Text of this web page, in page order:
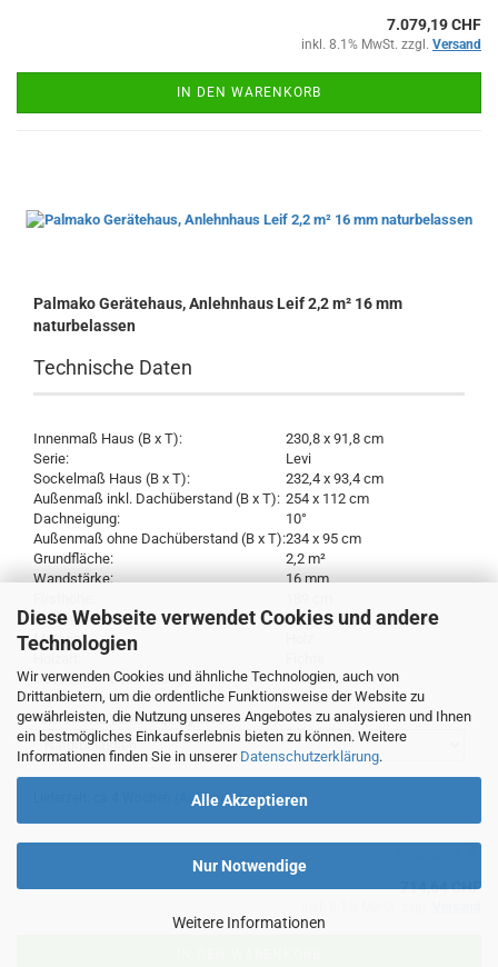
Diese Webseite verwendet Cookies und andere
Technologien
Wir verwenden Cookies und ähnliche Technologien, auch von
Drittanbietern, um die ordentliche Funktionsweise der Website zu
gewährleisten, die Nutzung unseres Angebotes zu analysieren und Ihnen
ein bestmögliches Einkaufserlebnis bieten zu können. Weitere
Informationen finden Sie in unserer Datenschutzerklärung.
Alle Akzeptieren
Nur Notwendige
Weitere Informationen
7.079,19 CHF
inkl. 8.1% MwSt. zzgl. Versand
IN DEN WARENKORB
Palmako Gerätehaus, Anlehnhaus Leif 2,2 m² 16 mm
naturbelassen
Technische Daten
Innenmaß Haus (B x T):
230,8 x 91,8 cm
Serie:
Levi
Sockelmaß Haus (B x T):
232,4 x 93,4 cm
Außenmaß inkl. Dachüberstand (B x T): 254 x 112 cm
Dachneigung:
10°
Außenmaß ohne Dachüberstand (B x T):234 x 95 cm
Grundfläche:
2,2 m²
Wandstärke:
16 mm
Seitenhöhe:
173 cm
Material:
Oberflächenbehandlung:
naturbelassen
Farbschutz Tauchimprägniert:
(Ausland abweichend)
714,64 CHF